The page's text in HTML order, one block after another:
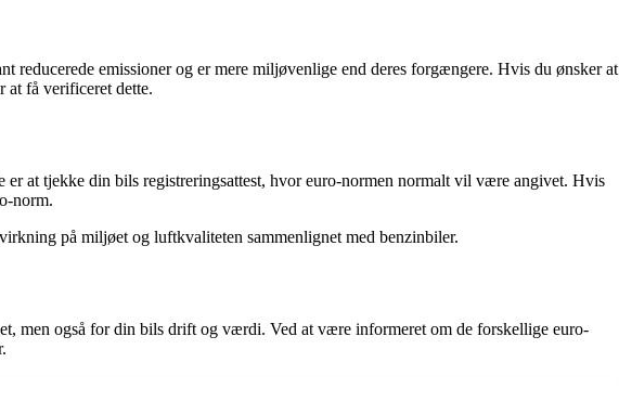
reducerede emissioner og er mere miljøvenlige end deres forgængere. Hvis du ønsker at
at få verificeret dette.
at tjekke din bils registreringsattest, hvor euro-normen normalt vil være angivet. Hvis
norm.
på miljøet og luftkvaliteten sammenlignet med benzinbiler.
men også for din bils drift og værdi. Ved at være informeret om de forskellige euro-